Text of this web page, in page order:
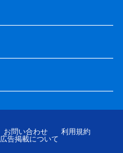
お問い合わせ
利用規約
広告掲載について